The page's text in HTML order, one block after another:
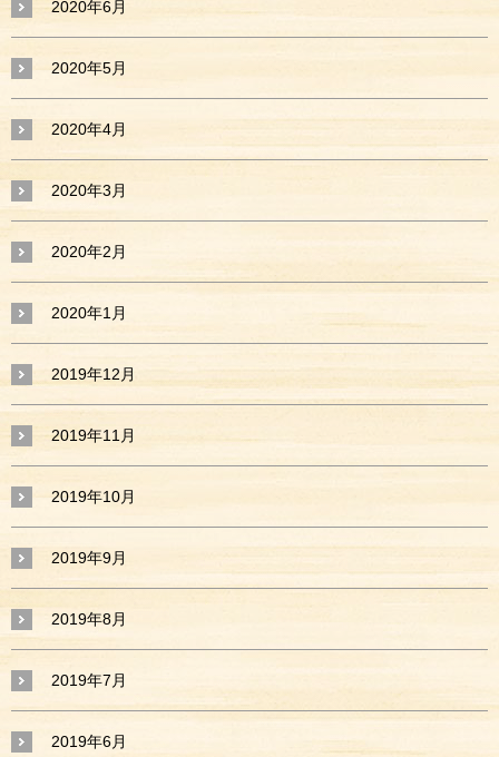
2020年6月
2020年5月
2020年4月
2020年3月
2020年2月
2020年1月
2019年12月
2019年11月
2019年10月
2019年9月
2019年8月
2019年7月
2019年6月